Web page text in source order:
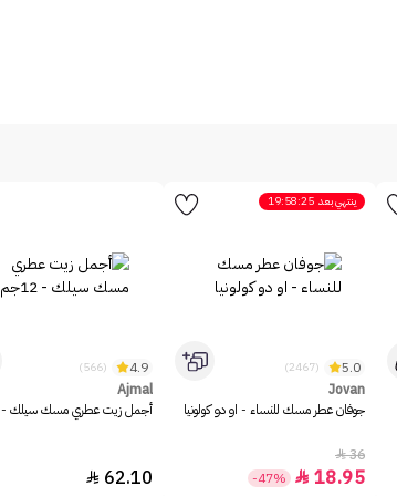
ينتهي بعد 19:58:25
5.0
(2467)
Jovan
جوفان عطر مسك للنساء - او دو كولونيا
36

18.95

-47%
4.9
(566)
Ajmal
أجمل زيت عطري مسك سيلك - 12جم
62.10
